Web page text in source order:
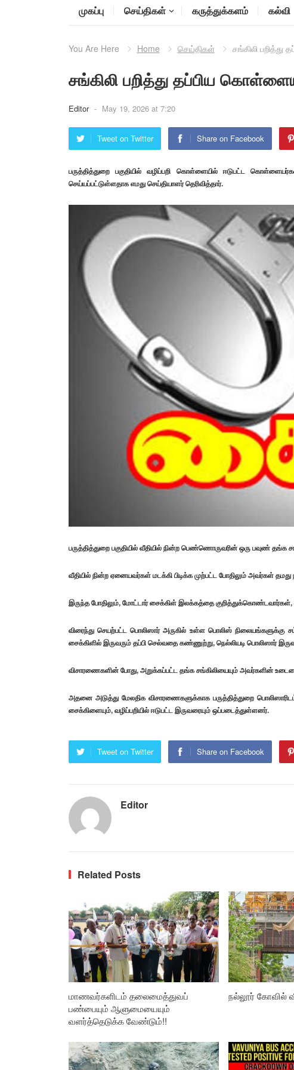
முகப்பு செய்திகள் கருத்துக்களம் கல்வி
You Are Here Home செய்திகள் சங்கிலி
சங்கிலி பறித்து தப்பிய
Editor - May 19, 2026 at 7:20
Tweet on Twitter Share on Facebook
பருத்தித்துறை பகுதியில் வழிப்பறி கொள்ளையில் ஈடுபட்ட
செய்யப்பட்டுள்ளதாக எமது செய்தியாளர் தெரிவித்தார்.
பருத்தித்துறை பகுதியில் வீதியில் நின்ற பெண்ணொருவரின் ஒரு பவுண்
வீதியில் நின்ற ஏனையவர்கள் மடக்கி பிடிக்க முற்பட்ட போதிலும் அவர்கள்
இருந்த போதிலும், மோட்டார் சைக்கிள் இலக்கத்தை குறித்துக்கொண்டவார்கள்,
விரைந்து செயற்பட்ட பொலிஸார் அருகில் உள்ள பொலிஸ் நிலையங்களுக்கு
சைக்கிளில் இருவரும் தப்பி செல்வதை கண்ணுற்று, நெல்லியடி பொலிஸார்
விசாரணைகளின் போது, அறுக்கப்பட்ட தங்க சங்கிலியையும் அவர்களின்
அதனை அடுத்து மேலதிக விசாரணைகளுக்காக பருத்தித்துறை
சைக்கிளையும், வழிப்பறியில் ஈடுபட்ட இருவரையும் ஒப்படைத்துள்ளனர்.
Tweet on Twitter Share on Facebook
Editor
Related Posts
மாணவர்களிடம் தலைமைத்துவப்
பண்பையும் ஆளுமையையும்
வளர்த்தெடுக்க வேண்டும்!!
நல்லூர் கோவில்